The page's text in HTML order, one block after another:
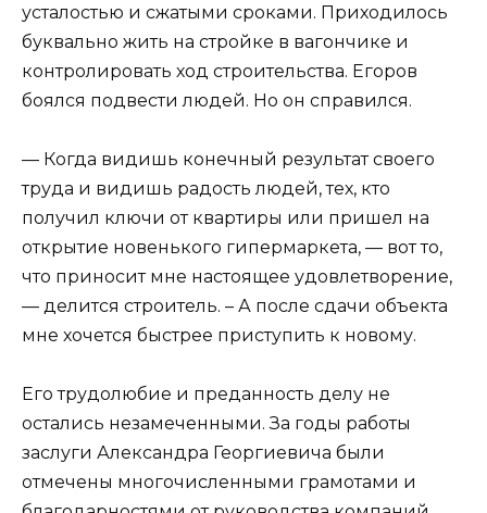
усталостью и сжатыми сроками. Приходилось
буквально жить на стройке в вагончике и
контролировать ход строительства. Егоров
боялся подвести людей. Но он справился.
— Когда видишь конечный результат своего
труда и видишь радость людей, тех, кто
получил ключи от квартиры или пришел на
открытие новенького гипермаркета, — вот то,
что приносит мне настоящее удовлетворение,
— делится строитель. – А после сдачи объекта
мне хочется быстрее приступить к новому.
Его трудолюбие и преданность делу не
остались незамеченными. За годы работы
заслуги Александра Георгиевича были
отмечены многочисленными грамотами и